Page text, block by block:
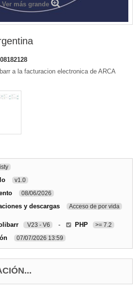
Ver más grande
a la facturacion electronica de ARCA
v1.0
08/06/2026
y descargas Acceso de por vida
V23 - V6 - PHP >= 7.2
07/07/2026 13:59